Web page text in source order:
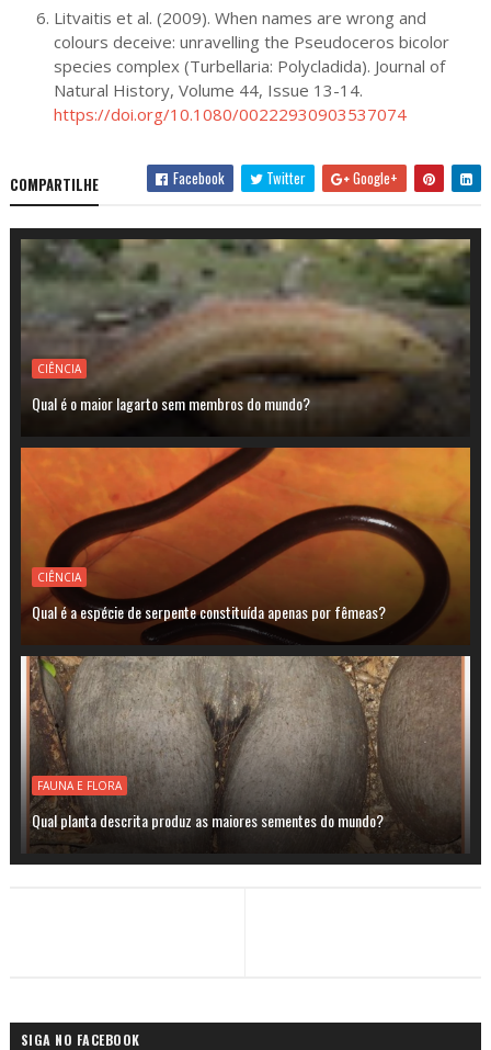
Litvaitis et al. (2009). When names are wrong and
colours deceive: unravelling the Pseudoceros bicolor
species complex (Turbellaria: Polycladida). Journal of
Natural History, Volume 44, Issue 13-14.
https://doi.org/10.1080/00222930903537074
COMPARTILHE Facebook Twitter Google+
CIÊNCIA
Qual é o maior lagarto sem membros do mundo?
CIÊNCIA
Qual é a espécie de serpente constituída apenas por fêmeas?
FAUNA E FLORA
Qual planta descrita produz as maiores sementes do mundo?
SIGA NO FACEBOOK